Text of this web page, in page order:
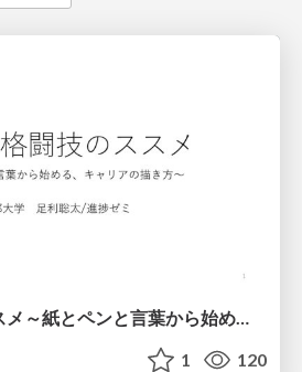
言葉の格闘技のススメ～紙とペンと言葉から始める、キャリアの描き方～
1 120